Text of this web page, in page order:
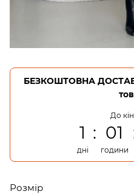
БЕЗКОШТОВНА
До
1
дні
01
години
Розмір